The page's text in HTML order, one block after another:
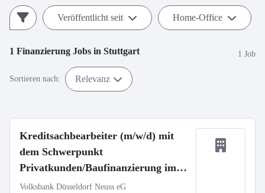
Veröffentlicht seit Home-Office
1 Finanzierung Jobs in Stuttgart 1 Job
Sortieren nach: Relevanz
Kreditsachbearbeiter (m/w/d) mit
dem Schwerpunkt
Privatkunden/Baufinanzierung im
Bestandsgeschäft
Volksbank Düsseldorf Neuss eG